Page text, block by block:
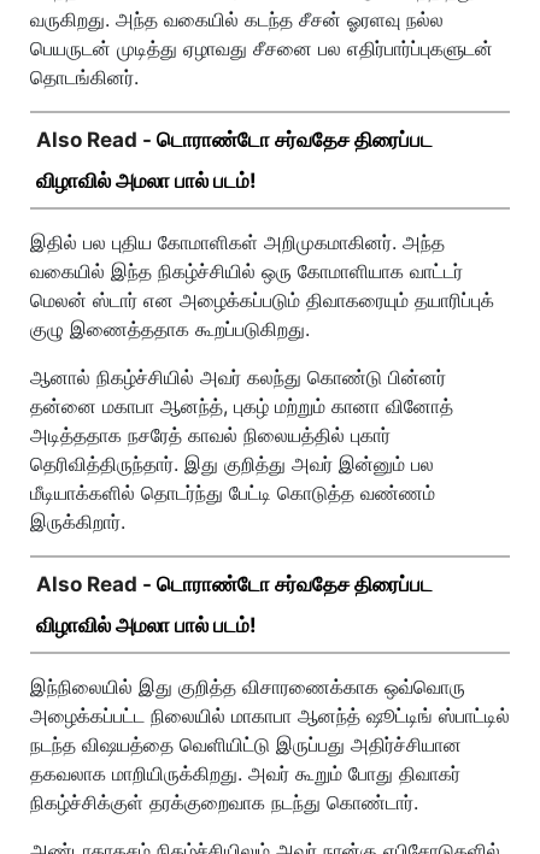
வருகிறது. அந்த வகையில் கடந்த சீசன் ஓரளவு நல்ல
பெயருடன் முடித்து ஏழாவது சீசனை பல எதிர்பார்ப்புகளுடன்
தொடங்கினர்.
Also Read - டொராண்டோ சர்வதேச திரைப்பட
விழாவில் அமலா பால் படம்!
இதில் பல புதிய கோமாளிகள் அறிமுகமாகினர். அந்த
வகையில் இந்த நிகழ்ச்சியில் ஒரு கோமாளியாக வாட்டர்
மெலன் ஸ்டார் என அழைக்கப்படும் திவாகரையும் தயாரிப்புக்
குழு இணைத்ததாக கூறப்படுகிறது.
ஆனால் நிகழ்ச்சியில் அவர் கலந்து கொண்டு பின்னர்
தன்னை மகாபா ஆனந்த், புகழ் மற்றும் கானா வினோத்
அடித்ததாக நசரேத் காவல் நிலையத்தில் புகார்
தெரிவித்திருந்தார். இது குறித்து அவர் இன்னும் பல
மீடியாக்களில் தொடர்ந்து பேட்டி கொடுத்த வண்ணம்
இருக்கிறார்.
Also Read - டொராண்டோ சர்வதேச திரைப்பட
விழாவில் அமலா பால் படம்!
இந்நிலையில் இது குறித்த விசாரணைக்காக ஒவ்வொரு
அழைக்கப்பட்ட நிலையில் மாகாபா ஆனந்த் ஷூட்டிங் ஸ்பாட்டில்
நடந்த விஷயத்தை வெளியிட்டு இருப்பது அதிர்ச்சியான
தகவலாக மாறியிருக்கிறது. அவர் கூறும் போது திவாகர்
நிகழ்ச்சிக்குள் தரக்குறைவாக நடந்து கொண்டார்.